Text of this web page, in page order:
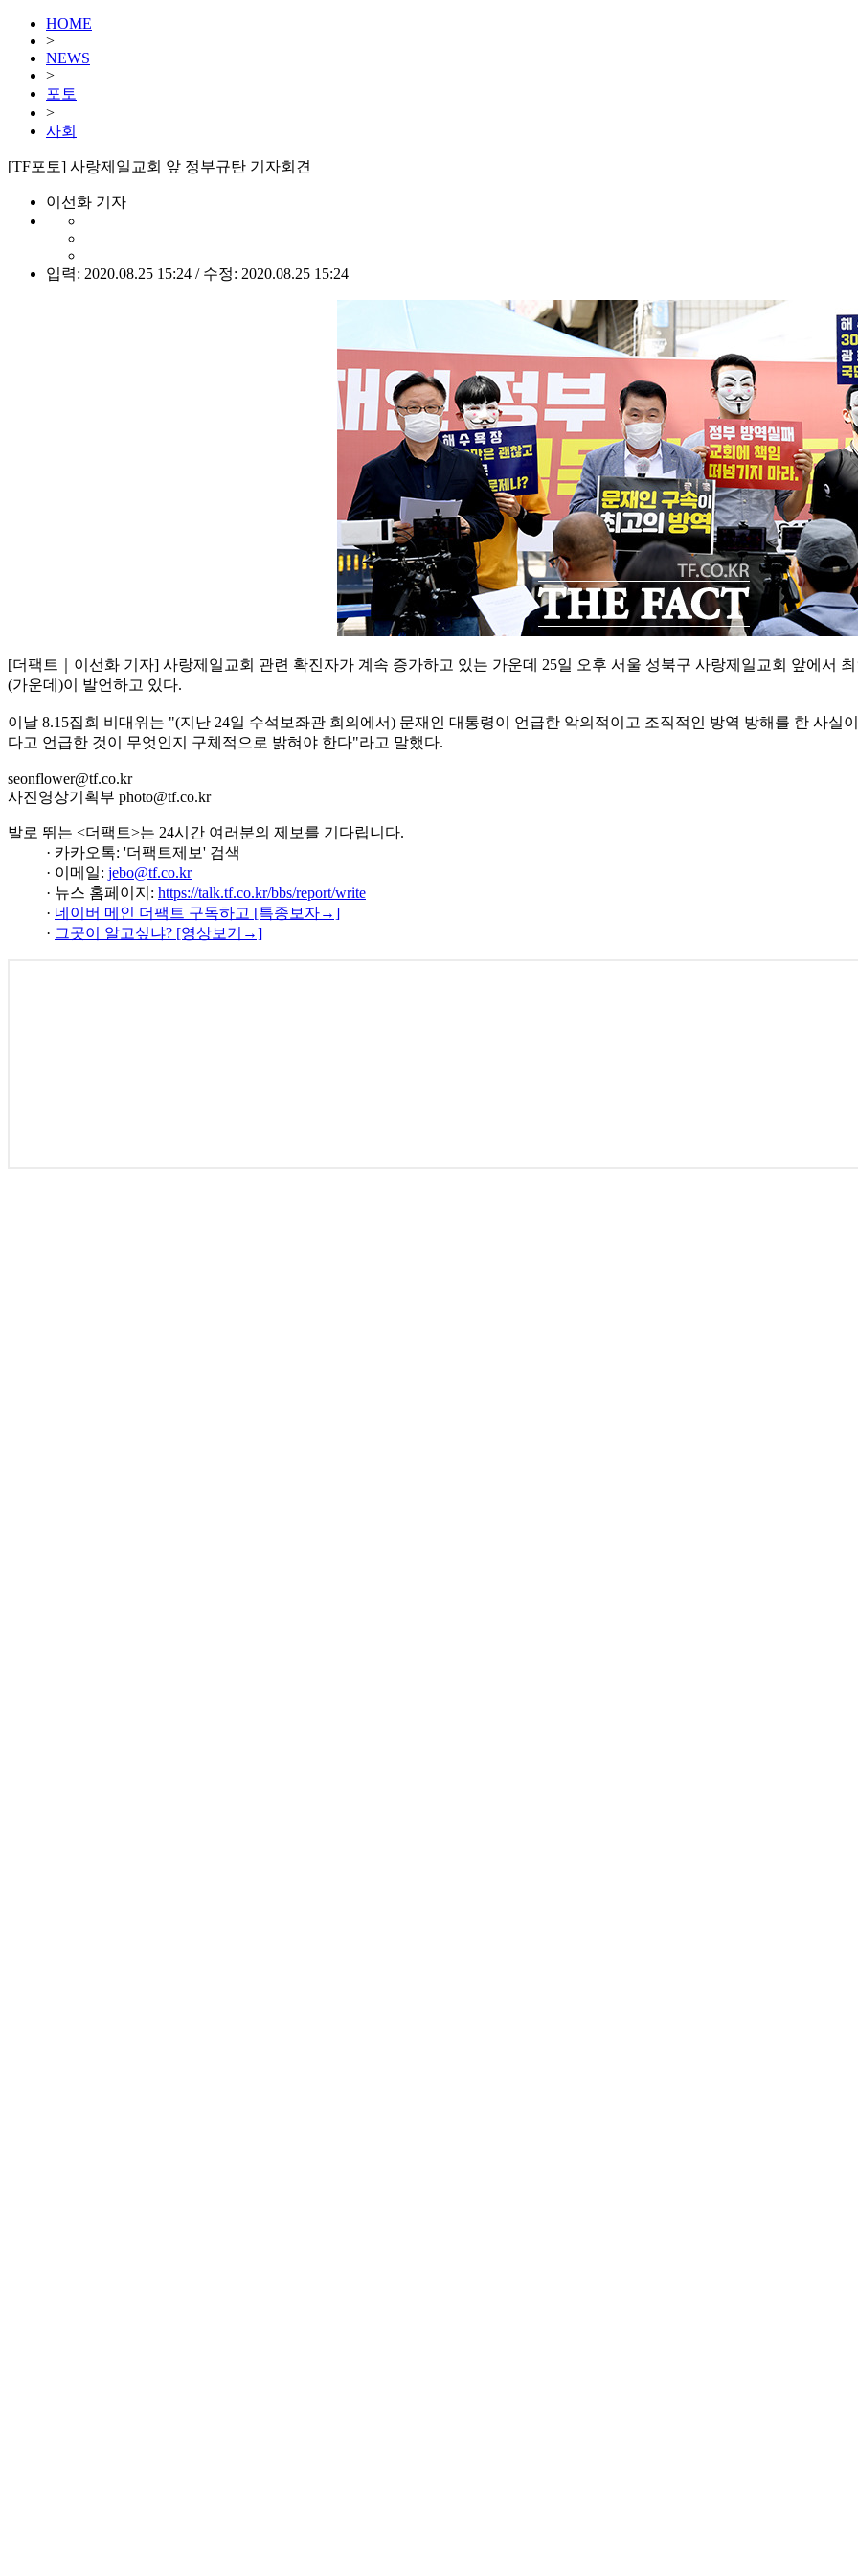
HOME
>
NEWS
>
포토
>
사회
[TF포토] 사랑제일교회 앞 정부규탄 기자회견
이선화 기자
입력: 2020.08.25 15:24 / 수정: 2020.08.25 15:24
[더팩트｜이선화 기자] 사랑제일교회 관련 확진자가 계속 증가하고 있는 가운데 25일 오후 서울 성북구 사랑제일교회 앞에서
(가운데)이 발언하고 있다.
이날 8.15집회 비대위는 "(지난 24일 수석보좌관 회의에서) 문재인 대통령이 언급한 악의적이고 조직적인 방역 방해를 한 사
다고 언급한 것이 무엇인지 구체적으로 밝혀야 한다"라고 말했다.
seonflower@tf.co.kr
사진영상기획부 photo@tf.co.kr
발로 뛰는 <더팩트>는 24시간 여러분의 제보를 기다립니다.
· 카카오톡: '더팩트제보' 검색
· 이메일: jebo@tf.co.kr
· 뉴스 홈페이지: https://talk.tf.co.kr/bbs/report/write
· 네이버 메인 더팩트 구독하고 [특종보자→]
· 그곳이 알고싶냐? [영상보기→]